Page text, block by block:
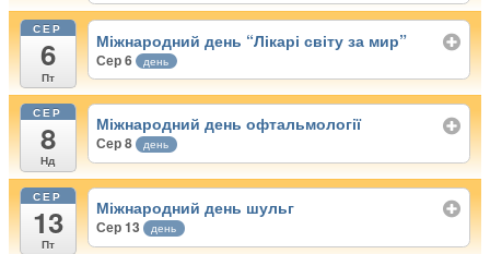
СЕР
6
Пт
Міжнародний день “Лікарі світу за мир”
Сер 6 день
СЕР
8
Нд
Міжнародний день офтальмології
Сер 8 день
СЕР
13
Пт
Міжнародний день шульг
Сер 13 день